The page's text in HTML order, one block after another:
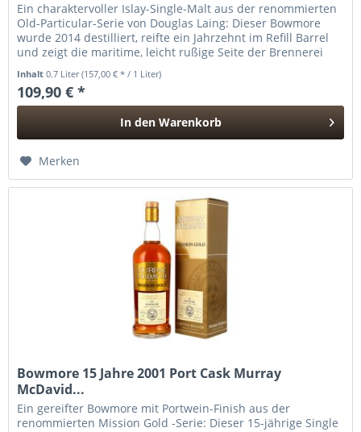
Ein charaktervoller Islay-Single-Malt aus der renommierten
Old-­Particular-Serie von Douglas Laing: Dieser Bowmore
wurde 2014 destilliert, reifte ein Jahrzehnt im Refill Barrel
und zeigt die maritime, leicht rußige Seite der Brennerei
Inhalt0.7 Liter(157,00 € * / 1 Liter)
109,90 € *
In den Warenkorb
Merken
Bowmore 15 Jahre 2001 Port Cask Murray
McDavid...
Ein gereifter Bowmore mit Portwein-Finish aus der
renommierten Mission Gold -Serie: Dieser 15-jährige Single